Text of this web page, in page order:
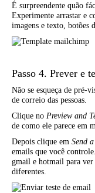
É surpreendente quão
Experimente arrastar e
imagens e texto, botões
Passo 4. Prever e
Não se esqueça de pré-
de correio das pessoas.
Clique no Preview and
de como ele parece em
Depois clique em Send
emails que você
gmail e hotmail para ver
diferentes.